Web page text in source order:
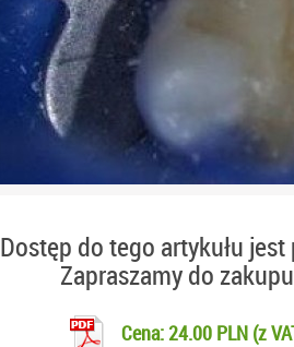
Dostęp do tego artykułu jest
Zapraszamy do
Cena: 24.00 PLN (z